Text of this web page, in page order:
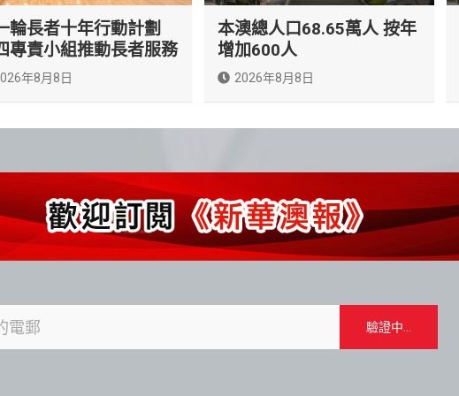
輪長者十年行動計劃
專責小組推動長者服務
年8月8日
本澳總人口68.65萬人 按年
增加600人
2026年8月8日